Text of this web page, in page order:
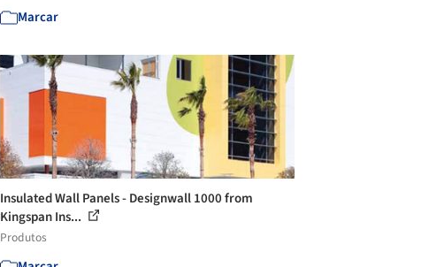
Marcar
Insulated Wall Panels - Designwall 1000 from
Kingspan Ins...
Produtos